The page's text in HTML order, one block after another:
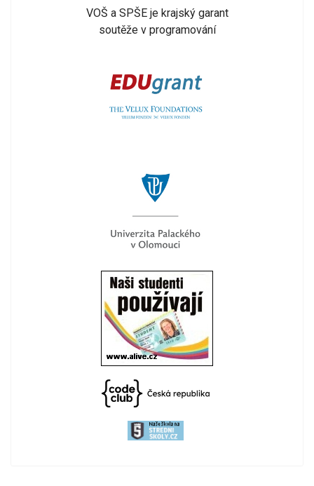
VOŠ a SPŠE je krajský garant
soutěže v programování